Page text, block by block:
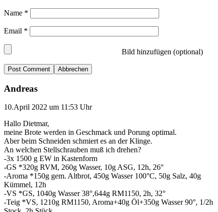
Name *
Email *
Bild hinzufügen (optional)
Abbrechen
Andreas
10.April 2022 um 11:53 Uhr
Hallo Dietmar,
meine Brote werden in Geschmack und Porung optimal.
Aber beim Schneiden schmiert es an der Klinge.
An welchen Stellschrauben muß ich drehen?
-3x 1500 g EW in Kastenform
-GS *320g RVM, 260g Wasser, 10g ASG, 12h, 26°
-Aroma *150g gem. Altbrot, 450g Wasser 100°C, 50g Salz, 40g
Kümmel, 12h
-VS *GS, 1040g Wasser 38°,644g RM1150, 2h, 32°
-Teig *VS, 1210g RM1150, Aroma+40g Öl+350g Wasser 90°, 1/2h